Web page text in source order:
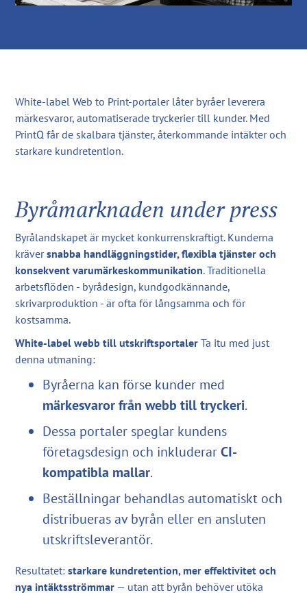
White-label Web to Print-portaler låter byråer leverera
märkesvaror, automatiserade tryckerier till kunder. Med
PrintQ får de skalbara tjänster, återkommande intäkter och
starkare kundretention.
Byråmarknaden under press
Byrålandskapet är mycket konkurrenskraftigt. Kunderna
kräversnabba handläggningstider, flexibla tjänster och
konsekvent varumärkeskommunikation. Traditionella
arbetsflöden - byrådesign, kundgodkännande,
skrivarproduktion - är ofta för långsamma och för
kostsamma.
White-label webb till utskriftsportaler Ta itu med just
denna utmaning:
Byråerna kan förse kunder med
märkesvaror från webb till tryckeri.
Dessa portaler speglar kundens
företagsdesign och inkluderarCI-
kompatibla mallar.
Beställningar behandlas automatiskt och
distribueras av byrån eller en ansluten
utskriftsleverantör.
Resultatet:starkare kundretention, mer effektivitet och
nya intäktsströmmar — utan att byrån behöver utöka